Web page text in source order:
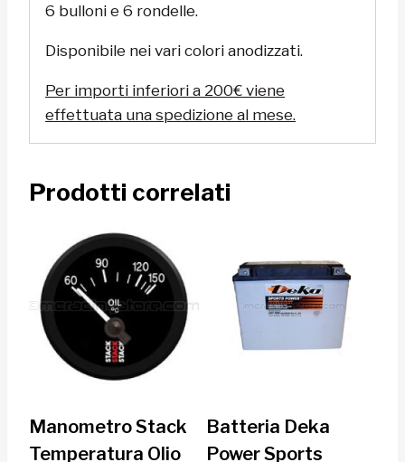
6 bulloni e 6 rondelle.
Disponibile nei vari colori anodizzati.
Per importi inferiori a 200€ viene
effettuata una spedizione al mese.
Prodotti correlati
Manometro Stack
Temperatura Olio
Batteria Deka
Power Sports